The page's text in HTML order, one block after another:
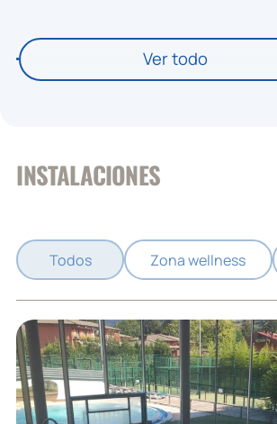
Ver todo
INSTALACIONES
Todos Zona wellness